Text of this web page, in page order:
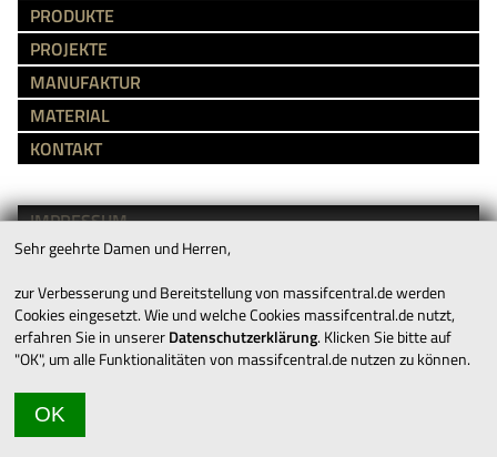
PRODUKTE
PROJEKTE
MANUFAKTUR
MATERIAL
KONTAKT
IMPRESSUM
AGB’S
DATENSCHUTZ
KARRIERE
DOWNLOADS
Sehr geehrte Damen und Herren,
zur Verbesserung und Bereitstellung von massifcentral.de werden
Cookies eingesetzt. Wie und welche Cookies massifcentral.de nutzt,
erfahren Sie in unsererDatenschutzerklärung. Klicken Sie bitte auf
"OK", um alle Funktionalitäten von massifcentral.de nutzen zu können.
OK